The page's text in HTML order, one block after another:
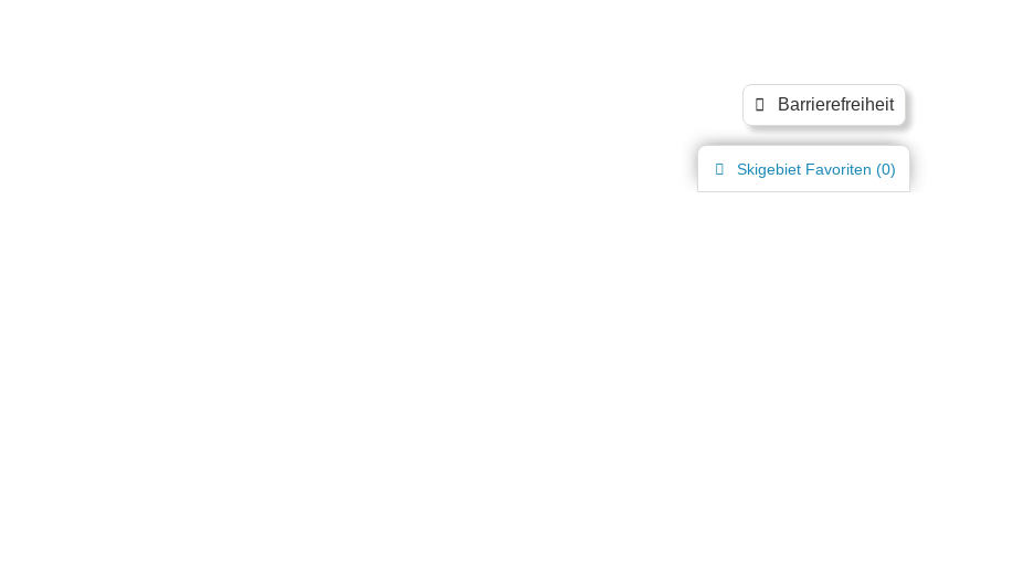
Barrierefreiheit
Skigebiet Favoriten (0)